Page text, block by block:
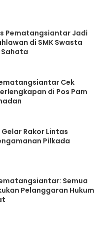
Pematangsiantar Jadi
di SMK Swasta
Cek
di Pos Pam
Gelar Rakor Lintas
Pilkada
Semua
Pelanggaran Hukum